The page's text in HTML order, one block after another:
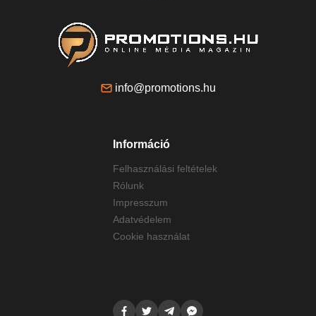
info@promotions.hu
Információ
Felhasználási feltételek
Rólunk
Impresszum
Adatvédelem
Cookie használat